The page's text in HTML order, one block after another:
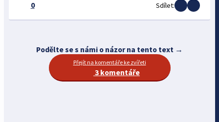
0 Sdílet:
Podělte se s námi o názor na tento text →
Přejít na komentáře ke zvířeti
3 komentáře